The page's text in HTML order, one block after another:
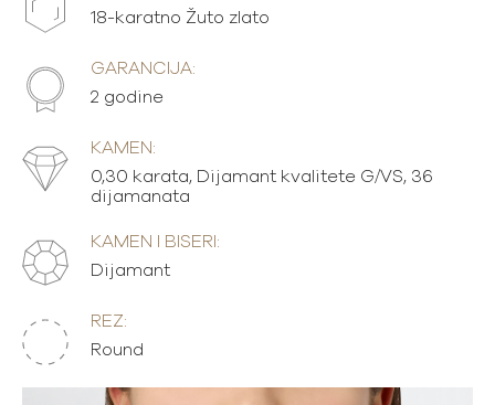
18-karatno Žuto zlato
GARANCIJA:
2 godine
KAMEN:
0,30 karata, Dijamant kvalitete G/VS, 36
dijamanata
KAMEN I BISERI:
Dijamant
REZ:
Round